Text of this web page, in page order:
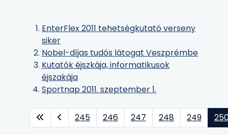
EnterFlex 2011 tehetségkutató verseny
siker
Nobel-díjas tudós látogat Veszprémbe
Kutatók éjszkája, informatikusok
éjszakája
Sportnap 2011. szeptember 1.
245 246 247 248 249